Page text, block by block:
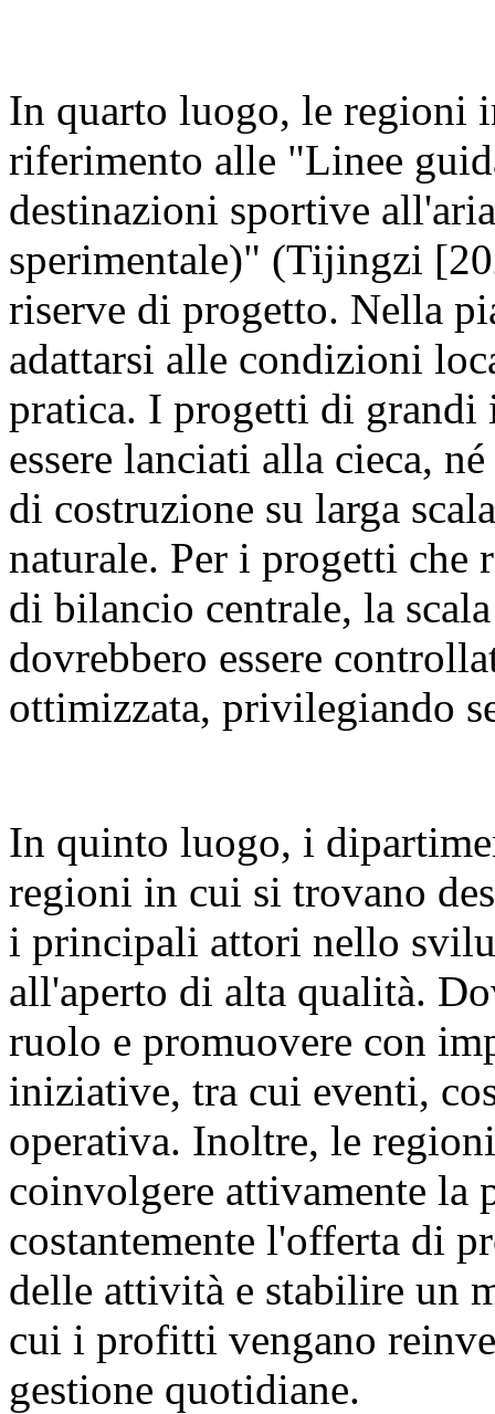
In quarto luogo, le regioni
riferimento alle "Linee
destinazioni sportive
sperimentale)" (Tijingzi
riserve di progetto. Nella
adattarsi alle condizioni
pratica. I progetti di
essere lanciati alla cieca,
di costruzione su larga
naturale. Per i progetti
di bilancio centrale, la
dovrebbero essere
ottimizzata, privilegiando
In quinto luogo, i
regioni in cui si trovano
i principali attori nello
all'aperto di alta qualità.
ruolo e promuovere con
iniziative, tra cui eventi,
operativa. Inoltre, le
coinvolgere attivamente la
costantemente l'offerta di
delle attività e stabilire un
cui i profitti vengano
gestione quotidiane.